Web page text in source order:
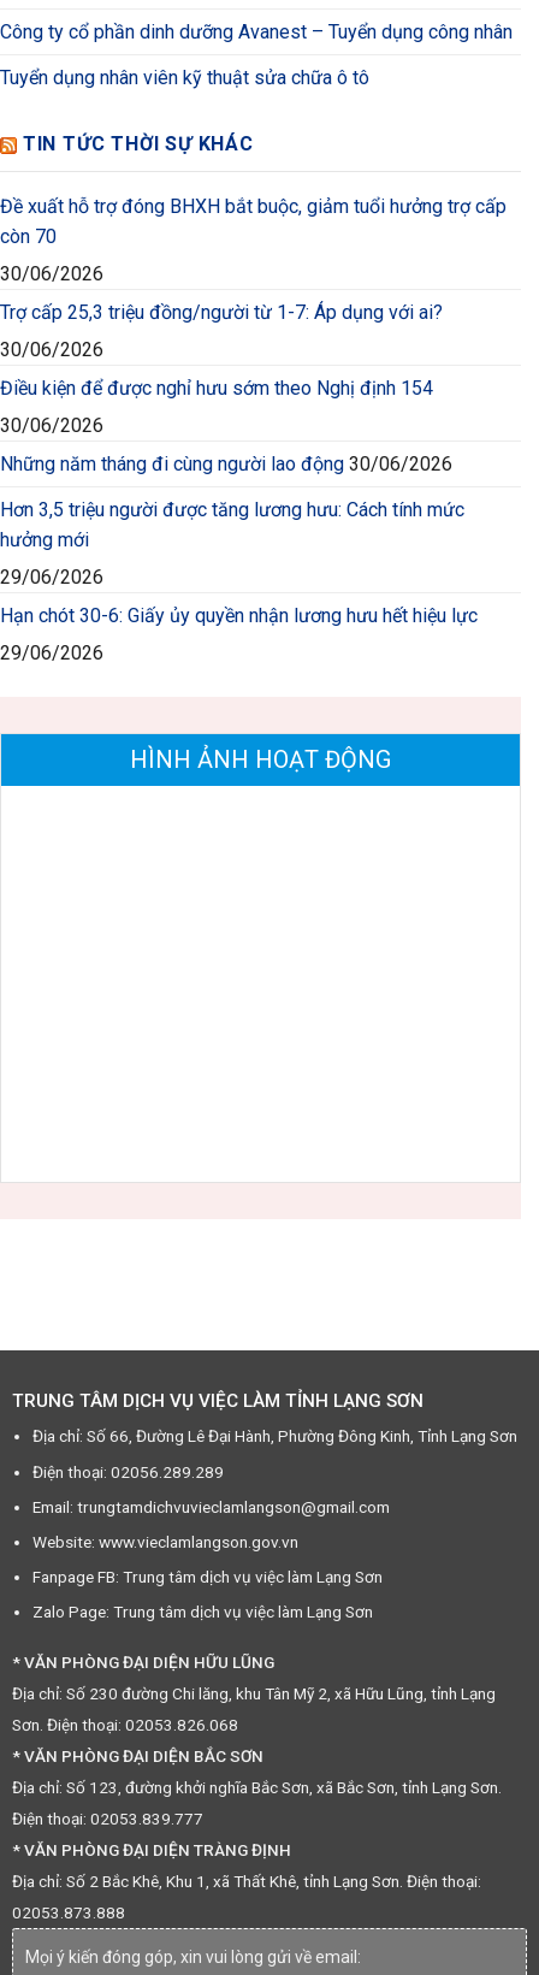
Công ty cổ phần dinh dưỡng Avanest – Tuyển dụng công nhân
Tuyển dụng nhân viên kỹ thuật sửa chữa ô tô
TIN TỨC THỜI SỰ KHÁC
Đề xuất hỗ trợ đóng BHXH bắt buộc, giảm tuổi hưởng trợ cấp
còn 70
30/06/2026
Trợ cấp 25,3 triệu đồng/người từ 1-7: Áp dụng với ai?
30/06/2026
Điều kiện để được nghỉ hưu sớm theo Nghị định 154
30/06/2026
Những năm tháng đi cùng người lao động 30/06/2026
Hơn 3,5 triệu người được tăng lương hưu: Cách tính mức
hưởng mới
29/06/2026
Hạn chót 30-6: Giấy ủy quyền nhận lương hưu hết hiệu lực
29/06/2026
HÌNH ẢNH HOẠT ĐỘNG
TRUNG TÂM DỊCH VỤ VIỆC LÀM TỈNH LẠNG SƠN
Địa chỉ: Số 66, Đường Lê Đại Hành, Phường Đông Kinh, Tỉnh Lạng Sơn
Điện thoại: 02056.289.289
Email: trungtamdichvuvieclamlangson@gmail.com
Website: www.vieclamlangson.gov.vn
Fanpage FB: Trung tâm dịch vụ việc làm Lạng Sơn
Zalo Page: Trung tâm dịch vụ việc làm Lạng Sơn
* VĂN PHÒNG ĐẠI DIỆN HỮU LŨNG
Địa chỉ: Số 230 đường Chi lăng, khu Tân Mỹ 2, xã Hữu Lũng, tỉnh Lạng
Sơn. Điện thoại: 02053.826.068
* VĂN PHÒNG ĐẠI DIỆN BẮC SƠN
Địa chỉ: Số 123, đường khởi nghĩa Bắc Sơn, xã Bắc Sơn, tỉnh Lạng Sơn.
Điện thoại: 02053.839.777
* VĂN PHÒNG ĐẠI DIỆN TRÀNG ĐỊNH
Địa chỉ: Số 2 Bắc Khê, Khu 1, xã Thất Khê, tỉnh Lạng Sơn. Điện thoại:
02053.873.888
Mọi ý kiến đóng góp, xin vui lòng gửi về email: